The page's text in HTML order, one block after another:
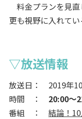
料金プランを見直
更も視野に入れて
▽放送情報
放送日： 2019年10
時間 ： 20:00～
番組 ： 結論！